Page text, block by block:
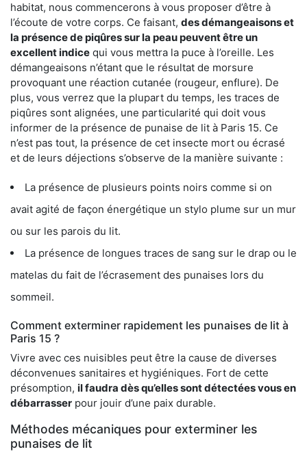
habitat, nous commencerons à vous proposer d’être à
l’écoute de votre corps. Ce faisant, des démangeaisons et
la présence de piqûres sur la peau peuvent être un
excellent indice qui vous mettra la puce à l’oreille. Les
démangeaisons n’étant que le résultat de morsure
provoquant une réaction cutanée (rougeur, enflure). De
plus, vous verrez que la plupart du temps, les traces de
piqûres sont alignées, une particularité qui doit vous
informer de la présence de punaise de lit à Paris 15. Ce
n’est pas tout, la présence de cet insecte mort ou écrasé
et de leurs déjections s’observe de la manière suivante :
La présence de plusieurs points noirs comme si on
avait agité de façon énergétique un stylo plume sur un mur
ou sur les parois du lit.
La présence de longues traces de sang sur le drap ou le
matelas du fait de l’écrasement des punaises lors du
sommeil.
Comment exterminer rapidement les punaises de lit à
Paris 15 ?
Vivre avec ces nuisibles peut être la cause de diverses
déconvenues sanitaires et hygiéniques. Fort de cette
présomption, il faudra dès qu’elles sont détectées vous en
débarrasser pour jouir d’une paix durable.
Méthodes mécaniques pour exterminer les
punaises de lit